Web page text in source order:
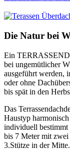
Die Natur bei
Ein
bei ungemütlicher
ausgeführt werden,
oder ohne
bis spät in den
Das
Haustyp
individuell bestimmt
bis 7 Meter mit zwei
3.Stütze in der Mitte.